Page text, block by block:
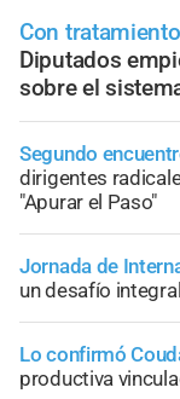
Con
Diputados
sobre el
Segundo
dirigentes
"Apurar el Paso"
Jornada de
un desafío
Lo confirmó
productiva